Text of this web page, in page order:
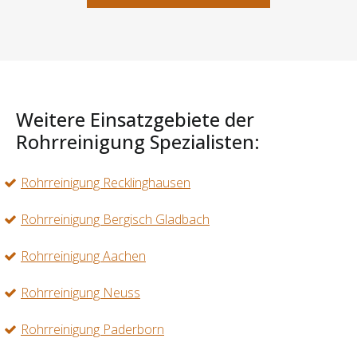
Weitere Einsatzgebiete der
Rohrreinigung Spezialisten:
Rohrreinigung Recklinghausen
Rohrreinigung Bergisch Gladbach
Rohrreinigung Aachen
Rohrreinigung Neuss
Rohrreinigung Paderborn